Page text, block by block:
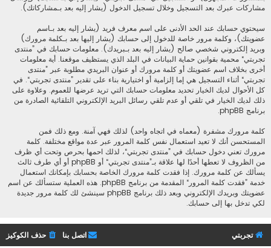
مشاركات عبرك بعد التسجيل وخلال تسجيل الدخول (يشار إليه بعد بـمشاركاتك).
سيحتوي حسابك عند الحد الأدنى على اسم معرف فريد (يشار إليه بعد بـاسم
عضويتك)، وكلمة مرور خاصة للدخول إلى حسابك (يشار إليها بعد بـكلمة مرورك)
وبريد إلكتروني شخصي صالح (يشار إليه بعد بـبريدك). معلومات حسابك في ”منتدى
تجربتي“ محمية بقوانين حماية البيانات في البلد الذي يستظيف موقعنا. أية معلومات
أخرى بخلاف اسم عضويتك أو كلمة مرورك أو عنوان البريدي مطلوبة عبر ”منتدى
تجربتي“ أثناء التسجيل هي إما إلزامية أو اختيارية بناء على تقدير ”منتدى تجربتي“. في
كل الأحوال لديك الخيار تحديد معلومات حسابك التي تريد عرضها للعموم. وعلاوة على
ذلك لديك الخيار في تلقي أو عدم تلقي رسائل البريد الإلكتروني التلقائية الصادرة من
برنامج phpBB.
كلمة مرورك مشفرة (معماه في اتجاه واحد) لذلك فهي آمنة. ومع ذلك فمن
المستحسن أنك لا تعيد استعمال نفس كلمة المرور عبر عدة مواقع مختلفة. كلمة
مرورك تعني دخول حسابك في ”منتدى تجربتي“، لذلك احمها بحرص وتحت أي ظرف
من الظروف لا تعطها أحدًا لها علاقة بـ”منتدى تجربتي“ أو phpBB أو أي طرف ثالث
يسألك عن كلمة مرورك. إذا فقدت كلمة مرورك الخاصة بحسابك بإمكانك استعمال
خدمة ”فقدت كلمة المرور“ المقدمة من برنامج phpBB. هذه العملية ستسألك عن اسم
عضويتك وبريدك الإلكتروني وبعد ذلك برنامج phpBB سينشئ لك كلمة مرور جديدة
لكي تدخل بها إلى حسابك.
تجربتي حذف الكوكيز اتصل بنا